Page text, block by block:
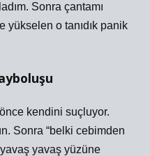
Sonra çantamı
yükselen o tanıdık panik
kendini suçluyor.
Sonra “belki cebimden
yavaş yüzüne